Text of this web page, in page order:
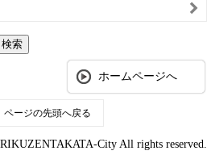
ホームページへ
ページの先頭へ戻る
City All rights reserved.